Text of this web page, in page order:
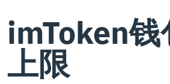
imToken
上限